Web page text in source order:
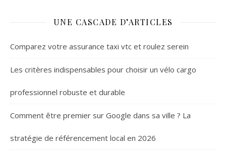
UNE CASCADE D’ARTICLES
Comparez votre assurance taxi vtc et roulez serein
Les critères indispensables pour choisir un vélo cargo
professionnel robuste et durable
Comment être premier sur Google dans sa ville ? La
stratégie de référencement local en 2026